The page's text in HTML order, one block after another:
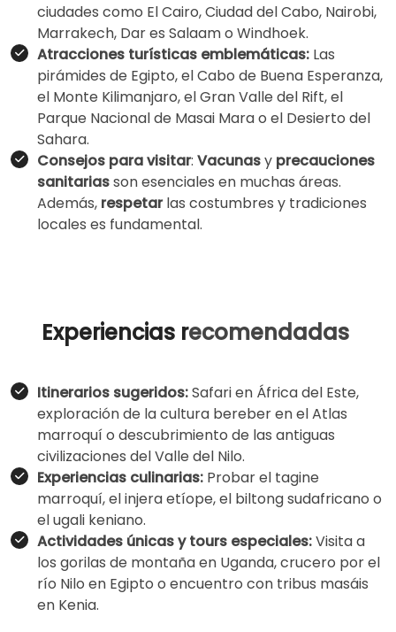
ciudades como El Cairo, Ciudad del Cabo, Nairobi,
Marrakech, Dar es Salaam o Windhoek.
Atracciones turísticas emblemáticas: Las
pirámides de Egipto, el Cabo de Buena Esperanza,
el Monte Kilimanjaro, el Gran Valle del Rift, el
Parque Nacional de Masai Mara o el Desierto del
Sahara.
Consejos para visitar: Vacunasy precauciones
sanitariasson esenciales en muchas áreas.
Además, respetarlas costumbres y tradiciones
locales es fundamental.
Experiencias recomendadas
Itinerarios sugeridos:Safari en África del Este,
exploración de la cultura bereber en el Atlas
marroquí o descubrimiento de las antiguas
civilizaciones del Valle del Nilo.
Experiencias culinarias: Probar el tagine
marroquí, el injera etíope, el biltong sudafricano o
el ugali keniano.
Actividades únicas y tours especiales:Visita a
los gorilas de montaña en Uganda, crucero por el
río Nilo en Egipto o encuentro con tribus masáis
en Kenia.